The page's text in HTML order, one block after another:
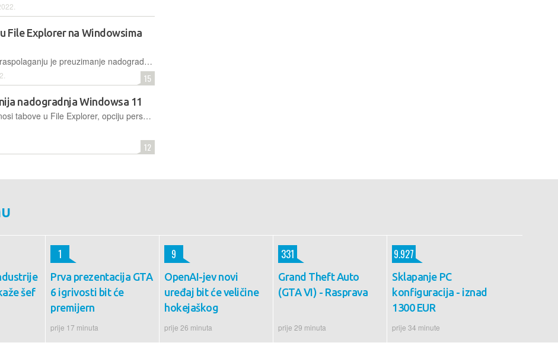
File Explorer na Windowsima
Korisnicima Windowsa 11 na raspolaganju je preuzimanje nadogradnje koja će im donijeti jednu od najvećih promjena u načinu upravljanja datotekama koje je ovaj OS ikada implementirao
15
nadogradnja Windowsa 11
Windows 11 2022 Update donosi tabove u File Explorer, opciju personalizacije izbornika Start, sigurnosna i dizajnerska poboljšanja, kao i novi video editor koji će od sad dolaziti s tim OS-om
12
šef
Prva prezentacija GTA
6 igrivosti bit će
premijern
prije 17 minuta
1
OpenAI-jev novi
uređaj bit će veličine
hokejaškog
prije 26 minuta
9
Grand Theft Auto
(GTA VI) - Rasprava
prije 29 minuta
331
Sklapanje PC
konfiguracija - iznad
1300 EUR
prije 34 minute
9.927